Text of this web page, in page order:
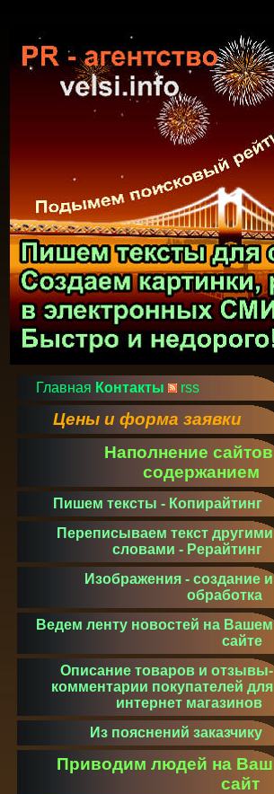
Главная Контакты rss
Цены и форма заявки
Наполнение сайтов
содержанием
Пишем тексты - Копирайтинг
Переписываем текст другими
словами - Рерайтинг
Изображения - создание и
обработка
Ведем ленту новостей на Вашем
сайте
Описание товаров и отзывы-
комментарии покупателей для
интернет магазинов
Из пояснений заказчику
Приводим людей на Ваш
сайт